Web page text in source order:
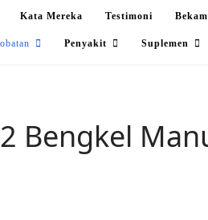
Kata Mereka Testimoni
Penyakit Suplemen
Bengkel